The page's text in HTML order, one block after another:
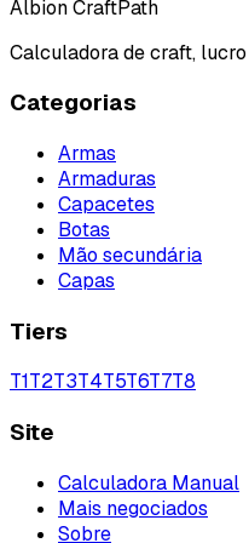
Albion CraftPath
Calculadora de craft,
Categorias
Armas
Armaduras
Capacetes
Botas
Mão secundária
Capas
Tiers
T1T2T3T4T5T6T7T8
Site
Calculadora Manual
Mais negociados
Sobre